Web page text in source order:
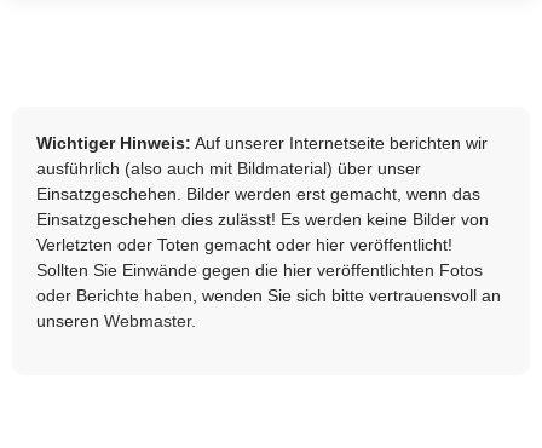
Wichtiger Hinweis: Auf unserer Internetseite berichten wir
ausführlich (also auch mit Bildmaterial) über unser
Einsatzgeschehen. Bilder werden erst gemacht, wenn das
Einsatzgeschehen dies zulässt! Es werden keine Bilder von
Verletzten oder Toten gemacht oder hier veröffentlicht!
Sollten Sie Einwände gegen die hier veröffentlichten Fotos
oder Berichte haben, wenden Sie sich bitte vertrauensvoll an
unseren Webmaster.